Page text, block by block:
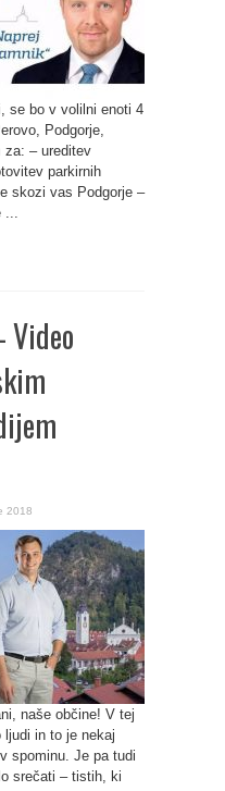
se bo v volilni enoti 4
Podgorje,
za: – ureditev
parkirnih
skozi vas Podgorje –
...
Video
2018
naše občine! V tej
ljudi in to je nekaj
spominu. Je pa tudi
srečati – tistih, ki